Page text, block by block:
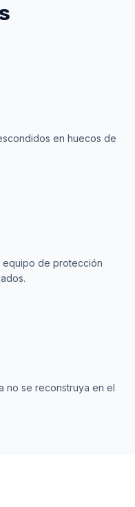
en huecos de
equipo de protección
no se reconstruya en el